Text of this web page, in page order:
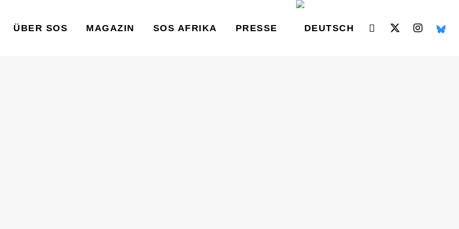
ÜBER SOS MAGAZIN SOS AFRIKA PRESSE